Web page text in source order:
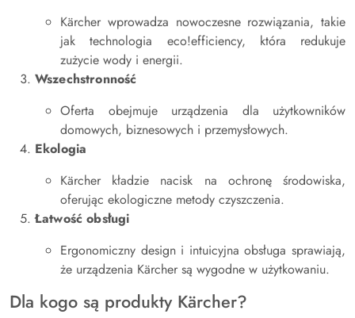
Kärcher wprowadza nowoczesne rozwiązania, takie
jak technologia eco!efficiency, która redukuje
zużycie wody i energii.
Wszechstronność
Oferta obejmuje urządzenia dla użytkowników
domowych, biznesowych i przemysłowych.
Ekologia
Kärcher kładzie nacisk na ochronę środowiska,
oferując ekologiczne metody czyszczenia.
Łatwość obsługi
Ergonomiczny design i intuicyjna obsługa sprawiają,
że urządzenia Kärcher są wygodne w użytkowaniu.
Dla kogo są produkty Kärcher?